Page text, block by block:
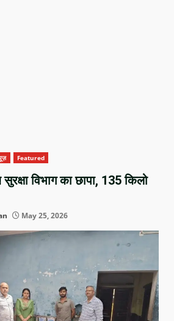
Featured
विभाग का छापा, 135 किलो
May 25, 2026